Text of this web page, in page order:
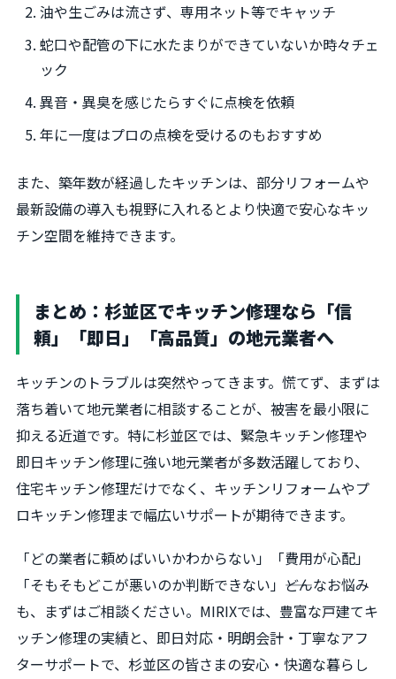
油や生ごみは流さず、専用ネット等でキャッチ
蛇口や配管の下に水たまりができていないか時々チェ
ック
異音・異臭を感じたらすぐに点検を依頼
年に一度はプロの点検を受けるのもおすすめ
また、築年数が経過したキッチンは、部分リフォームや
最新設備の導入も視野に入れるとより快適で安心なキッ
チン空間を維持できます。
まとめ：杉並区でキッチン修理なら「信
頼」「即日」「高品質」の地元業者へ
キッチンのトラブルは突然やってきます。慌てず、まずは
落ち着いて地元業者に相談することが、被害を最小限に
抑える近道です。特に杉並区では、緊急キッチン修理や
即日キッチン修理に強い地元業者が多数活躍しており、
住宅キッチン修理だけでなく、キッチンリフォームやプ
ロキッチン修理まで幅広いサポートが期待できます。
「どの業者に頼めばいいかわからない」「費用が心配」
「そもそもどこが悪いのか判断できない」――どんなお悩み
も、まずはご相談ください。MIRIXでは、豊富な戸建てキ
ッチン修理の実績と、即日対応・明朗会計・丁寧なアフ
ターサポートで、杉並区の皆さまの安心・快適な暮らし